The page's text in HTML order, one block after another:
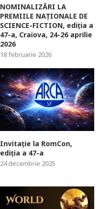
NOMINALIZĂRI LA
PREMIILE NAȚIONALE DE
SCIENCE-FICTION, ediția a
47-a, Craiova, 24-26 aprilie
2026
18 februarie 2026
Invitație la RomCon,
ediția a 47-a
24 decembrie 2025